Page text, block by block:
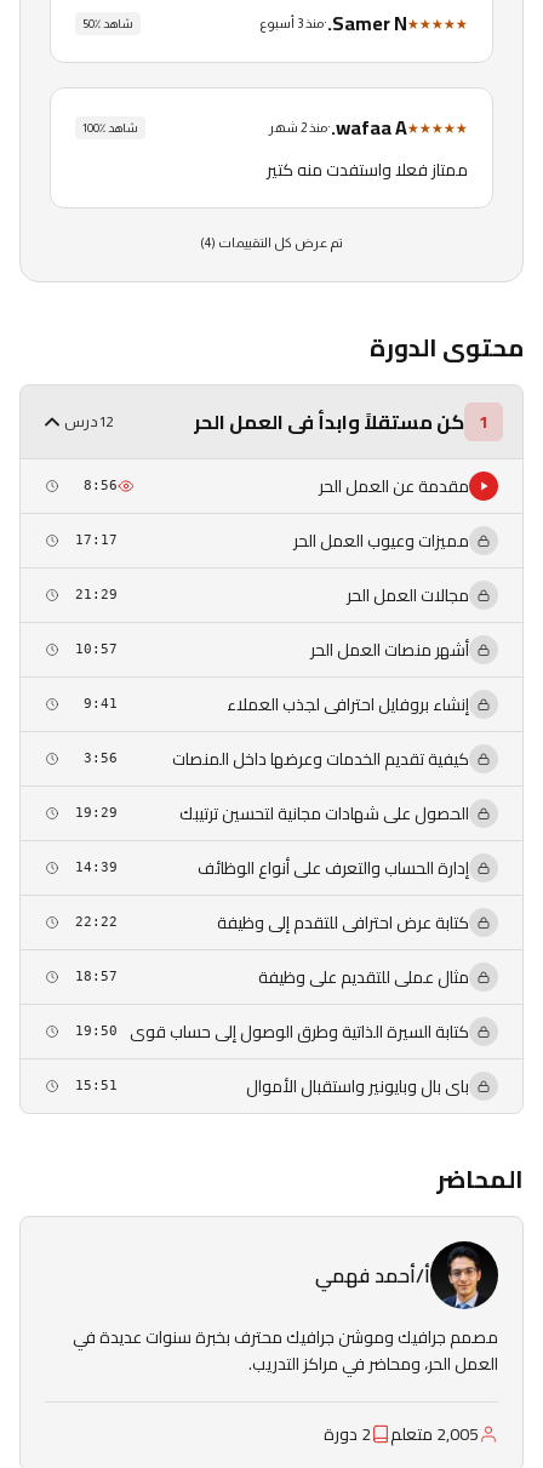
★★★★★
Samer N.
·منذ 3 أسبوع شاهد 50٪
★★★★★
wafaa A.
·منذ 2 شهر شاهد 100٪
ممتاز فعلا واستفدت منه كتير
تم عرض كل التقييمات (4
)
محتوى الدورة
1 كن مستقلاً وابدأ فى العمل الحر 12 درس
مقدمة عن العمل الحر 8:56
مميزات وعيوب العمل الحر 17:17
مجالات العمل الحر 21:29
أشهر منصات العمل الحر 10:57
إنشاء بروفايل احترافى لجذب العملاء 9:41
كيفية تقديم الخدمات وعرضها داخل المنصات 3:56
الحصول على شهادات مجانية لتحسين ترتيبك 19:29
إدارة الحساب والتعرف على أنواع الوظائف 14:39
كتابة عرض احترافى للتقدم إلى وظيفة 22:22
مثال عملى للتقديم على وظيفة 18:57
كتابة السيرة الذاتية وطرق الوصول إلى حساب قوى 19:50
باى بال وبايونير واستقبال الأموال 15:51
المحاضر
أ/أحمد فهمي
مصمم جرافيك وموشن جرافيك محترف بخبرة سنوات عديدة في
العمل الحر، ومحاضر في مراكز التدريب.
2,005 متعلم 2 دورة